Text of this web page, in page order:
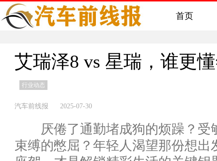
首页
艾瑞泽8 vs 星瑞，谁更
行业动态
汽车前线报 2025-07-30
厌倦了通勤堵成狗的烦躁？受
束缚的憋屈？年轻人渴望那份想